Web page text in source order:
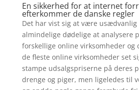
En sikkerhed for at internet
efterkommer de danske regler
Det har vist sig at være
almindelige dødelige at analysere
forskellige online virksomheder og
de fleste online virksomheder set
stampe udsalgspriserne på deres
drenge og piger, men ligeledes til